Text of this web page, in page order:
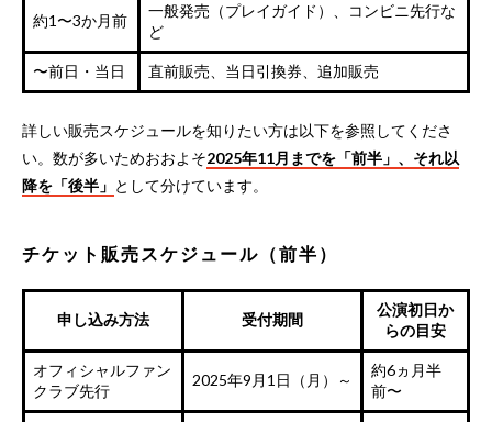
約1〜3か月前
一般発売（プレイガイド）、コンビニ先行な
ど
〜前日・当日 直前販売、当日引換券、追加販売
詳しい販売スケジュールを知りたい方は以下を参照してくださ
い。数が多いためおおよそ2025年11月までを「前半」、それ以
降を「後半」 として分けています。
チケット販売スケジュール（前半）
申し込み方法 受付期間
公演初日か
らの目安
オフィシャルファン
クラブ先行
2025年9月1日（月）～
約6ヵ月半
前〜